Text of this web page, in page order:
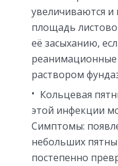
увеличиваются
площадь
её засыханию,
реанимационные
раствором
Кольцевая
этой инфекции
Симптомы:
небольших
постепенно